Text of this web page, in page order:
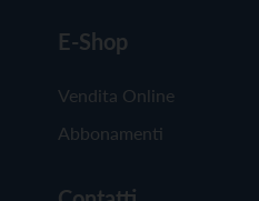
E-Shop
Vendita Online
Abbonamenti